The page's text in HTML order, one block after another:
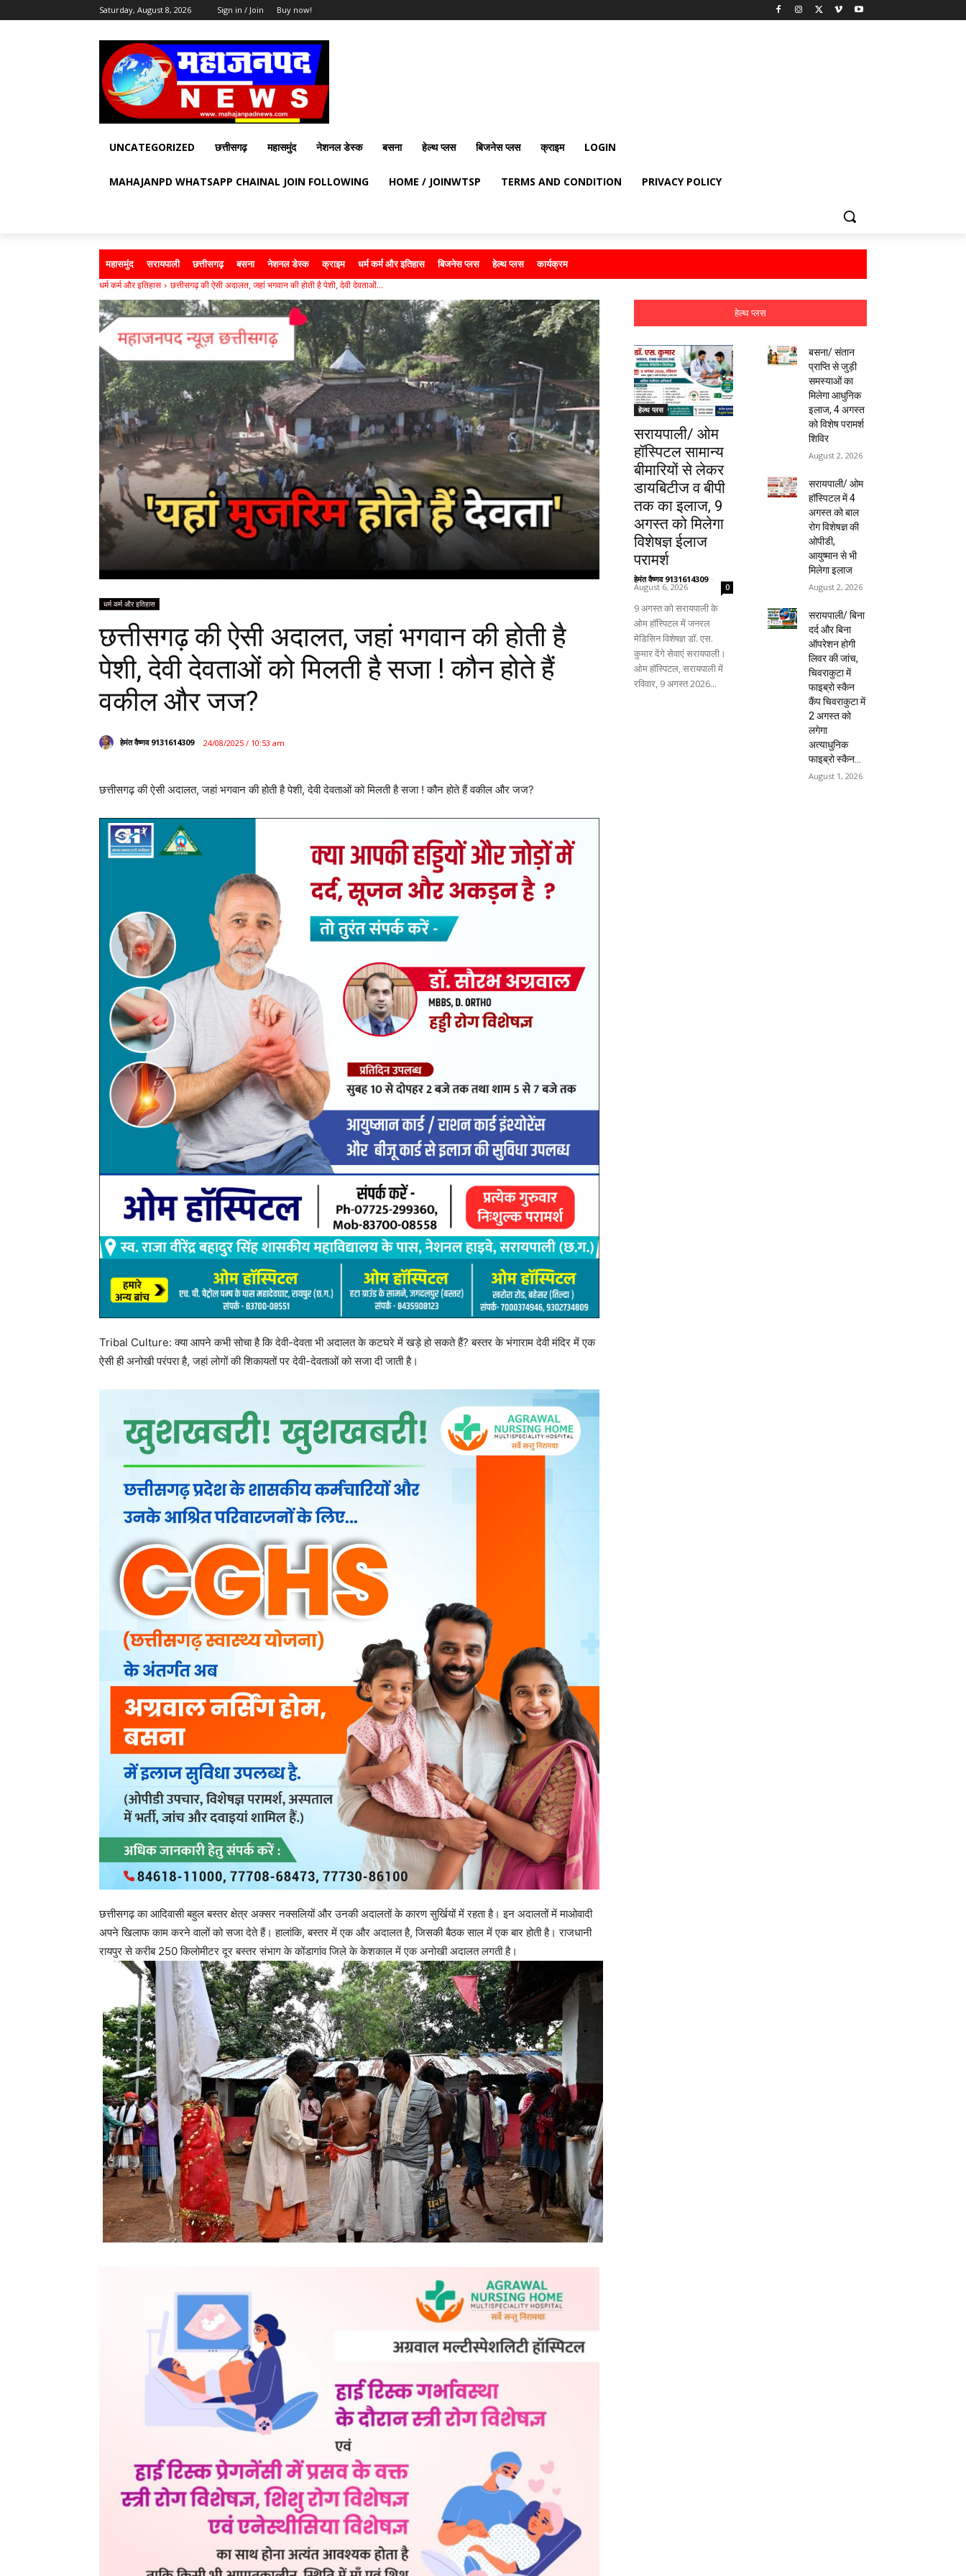
Saturday, August 8, 2026 Sign in / Join Buy now!
UNCATEGORIZED छत्तीसगढ़ महासमुंद नेशनल डेस्क बसना हेल्थ प्लस बिजनेस प्लस क्राइम LOGIN
MAHAJANPD WHATSAPP CHAINAL JOIN FOLLOWING HOME / JOINWTSP TERMS AND CONDITION PRIVACY POLICY
महासमुंद सरायपाली छत्तीसगढ़ बसना नेशनल डेस्क क्राइम धर्म कर्म और इतिहास बिजनेस प्लस हेल्थ प्लस कार्यक्रम
धर्म कर्म और इतिहास छत्तीसगढ़ की ऐसी अदालत, जहां भगवान की होती है पेशी, देवी देवताओं...
धर्म कर्म और इतिहास
छत्तीसगढ़ की ऐसी अदालत, जहां भगवान की होती है
पेशी, देवी देवताओं को मिलती है सजा ! कौन होते हैं
वकील और जज?
हेमंत वैष्णव 9131614309 24/08/2025 / 10:53 am
छत्तीसगढ़ की ऐसी अदालत, जहां भगवान की होती है पेशी, देवी देवताओं को मिलती है सजा ! कौन होते हैं वकील और जज?
Tribal Culture: क्या आपने कभी सोचा है कि देवी-देवता भी अदालत के कटघरे में खड़े हो सकते हैं? बस्तर के भंगाराम देवी मंदिर में एक
ऐसी ही अनोखी परंपरा है, जहां लोगों की शिकायतों पर देवी-देवताओं को सजा दी जाती है।
छत्तीसगढ़ का आदिवासी बहुल बस्तर क्षेत्र अक्सर नक्सलियों और उनकी अदालतों के कारण सुर्खियों में रहता है। इन अदालतों में माओवादी
अपने खिलाफ काम करने वालों को सजा देते हैं। हालांकि, बस्तर में एक और अदालत है, जिसकी बैठक साल में एक बार होती है। राजधानी
रायपुर से करीब 250 किलोमीटर दूर बस्तर संभाग के कोंडागांव जिले के केशकाल में एक अनोखी अदालत लगती है।
हेल्थ प्लस
हेल्थ प्लस
सरायपाली/ ओम
हॉस्पिटल सामान्य
बीमारियों से लेकर
डायबिटीज व बीपी
तक का इलाज, 9
अगस्त को मिलेगा
विशेषज्ञ ईलाज
परामर्श
हेमंत वैष्णव 9131614309 -
August 6, 2026 0
9 अगस्त को सरायपाली के
ओम हॉस्पिटल में जनरल
मेडिसिन विशेषज्ञ डॉ. एस.
कुमार देंगे सेवाएं सरायपाली।
ओम हॉस्पिटल, सरायपाली में
रविवार, 9 अगस्त 2026...
बसना/ संतान
प्राप्ति से जुड़ी
समस्याओं का
मिलेगा आधुनिक
इलाज, 4 अगस्त
को विशेष परामर्श
शिविर
August 2, 2026
सरायपाली/ ओम
हॉस्पिटल में 4
अगस्त को बाल
रोग विशेषज्ञ की
ओपीडी,
आयुष्मान से भी
मिलेगा इलाज
August 2, 2026
सरायपाली/ बिना
दर्द और बिना
ऑपरेशन होगी
लिवर की जांच,
चिवराकुटा में
फाइब्रो स्कैन
कैंप चिवराकुटा में
2 अगस्त को
लगेगा
अत्याधुनिक
फाइब्रो स्कैन...
August 1, 2026